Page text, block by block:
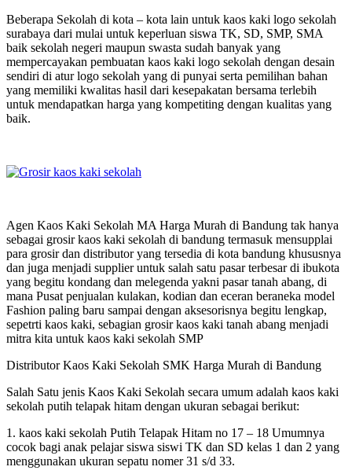
Beberapa Sekolah di kota – kota lain untuk kaos kaki logo sekolah
surabaya dari mulai untuk keperluan siswa TK, SD, SMP, SMA
baik sekolah negeri maupun swasta sudah banyak yang
mempercayakan pembuatan kaos kaki logo sekolah dengan desain
sendiri di atur logo sekolah yang di punyai serta pemilihan bahan
yang memiliki kwalitas hasil dari kesepakatan bersama terlebih
untuk mendapatkan harga yang kompetiting dengan kualitas yang
baik.
Agen Kaos Kaki Sekolah MA Harga Murah di Bandung tak hanya
sebagai grosir kaos kaki sekolah di bandung termasuk mensupplai
para grosir dan distributor yang tersedia di kota bandung khususnya
dan juga menjadi supplier untuk salah satu pasar terbesar di ibukota
yang begitu kondang dan melegenda yakni pasar tanah abang, di
mana Pusat penjualan kulakan, kodian dan eceran beraneka model
Fashion paling baru sampai dengan aksesorisnya begitu lengkap,
sepetrti kaos kaki, sebagian grosir kaos kaki tanah abang menjadi
mitra kita untuk kaos kaki sekolah SMP
Distributor Kaos Kaki Sekolah SMK Harga Murah di Bandung
Salah Satu jenis Kaos Kaki Sekolah secara umum adalah kaos kaki
sekolah putih telapak hitam dengan ukuran sebagai berikut:
1. kaos kaki sekolah Putih Telapak Hitam no 17 – 18 Umumnya
cocok bagi anak pelajar siswa siswi TK dan SD kelas 1 dan 2 yang
menggunakan ukuran sepatu nomer 31 s/d 33.